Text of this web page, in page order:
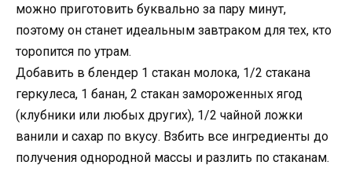
можно приготовить буквально за пару минут,
поэтому он станет идеальным завтраком для тех, кто
торопится по утрам.
Добавить в блендер 1 стакан молока, 1/2 стакана
геркулеса, 1 банан, 2 стакан замороженных ягод
(клубники или любых других), 1/2 чайной ложки
ванили и сахар по вкусу. Взбить все ингредиенты до
получения однородной массы и разлить по стаканам.